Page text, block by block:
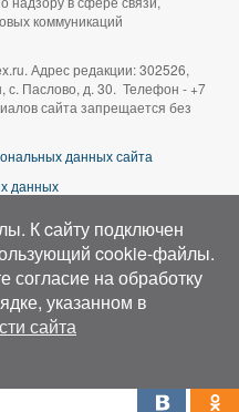
коммуникаций
Адрес редакции: 302526,
с. Паслово, д. 30. Телефон - +7
сайта запрещается без
данных сайта
данных
К cайту подключен
cookie-файлы.
согласие на обработку
указанном в
сайта